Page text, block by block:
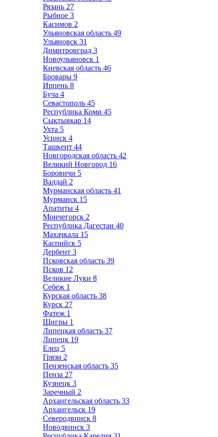
Рязань 27
Рыбное 3
Касимов 2
Ульяновская область 49
Ульяновск 31
Димитровград 3
Новоульяновск 1
Киевская область 46
Бровары 9
Ирпень 8
Буча 4
Севастополь 45
Республика Коми 45
Сыктывкар 14
Ухта 5
Усинск 4
Ташкент 44
Новгородская область 42
Великий Новгород 16
Боровичи 5
Валдай 2
Мурманская область 41
Мурманск 15
Апатиты 4
Мончегорск 2
Республика Дагестан 40
Махачкала 15
Каспийск 5
Дербент 3
Псковская область 39
Псков 12
Великие Луки 8
Себеж 1
Курская область 38
Курск 27
Фатеж 1
Щигры 1
Липецкая область 37
Липецк 19
Елец 5
Грязи 2
Пензенская область 35
Пенза 27
Кузнецк 3
Заречный 2
Архангельская область 33
Архангельск 19
Северодвинск 8
Новодвинск 3